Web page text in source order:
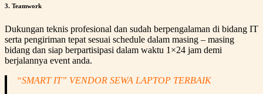
3. Teamwork
Dukungan teknis profesional dan sudah berpengalaman di bidang IT
serta pengiriman tepat sesuai schedule dalam masing – masing
bidang dan siap berpartisipasi dalam waktu 1×24 jam demi
berjalannya event anda.
“SMART IT” VENDOR SEWA LAPTOP TERBAIK